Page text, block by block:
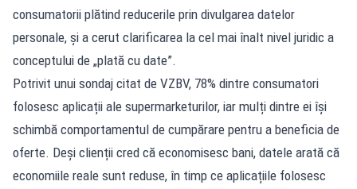
consumatorii plătind reducerile prin divulgarea datelor
personale, și a cerut clarificarea la cel mai înalt nivel juridic a
conceptului de „plată cu date”.
Potrivit unui sondaj citat de VZBV, 78% dintre consumatori
folosesc aplicații ale supermarketurilor, iar mulți dintre ei își
schimbă comportamentul de cumpărare pentru a beneficia de
oferte. Deși clienții cred că economisesc bani, datele arată că
economiile reale sunt reduse, în timp ce aplicațiile folosesc